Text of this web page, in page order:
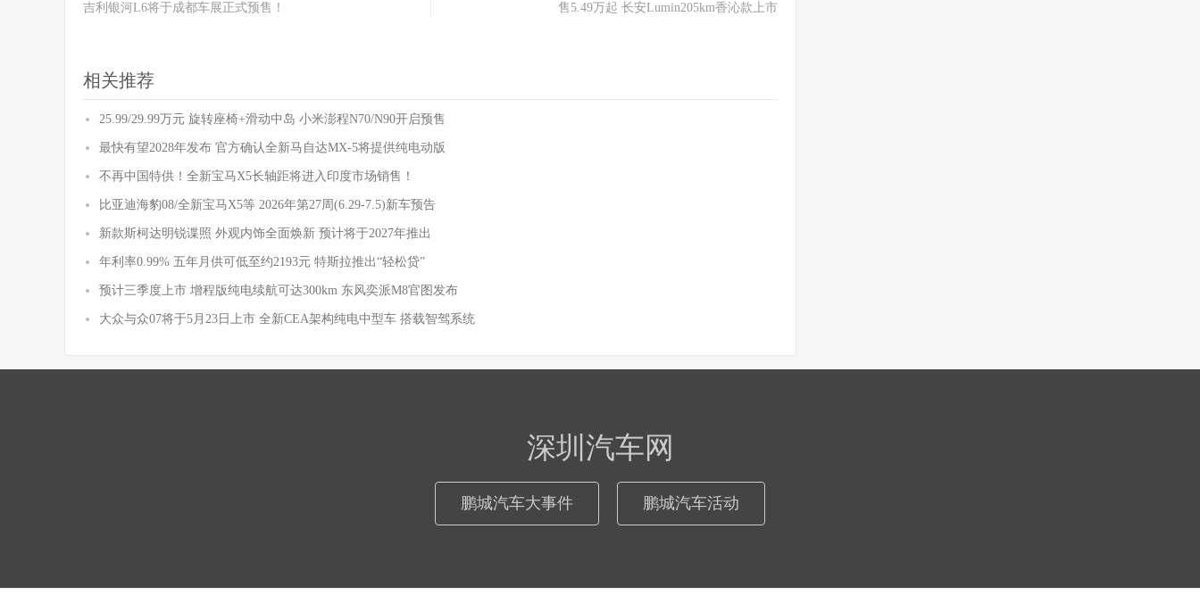
吉利银河L6将于成都车展正式预售！
售5.49万起 长安Lumin205km香沁款上市
相关推荐
25.99/29.99万元 旋转座椅+滑动中岛 小米澎程N70/N90开启预售
最快有望2028年发布 官方确认全新马自达MX-5将提供纯电动版
不再中国特供！全新宝马X5长轴距将进入印度市场销售！
比亚迪海豹08/全新宝马X5等 2026年第27周(6.29-7.5)新车预告
新款斯柯达明锐谍照 外观内饰全面焕新 预计将于2027年推出
年利率0.99% 五年月供可低至约2193元 特斯拉推出“轻松贷”
预计三季度上市 增程版纯电续航可达300km 东风奕派M8官图发布
大众与众07将于5月23日上市 全新CEA架构纯电中型车 搭载智驾系统
深圳汽车网
鹏城汽车大事件 鹏城汽车活动